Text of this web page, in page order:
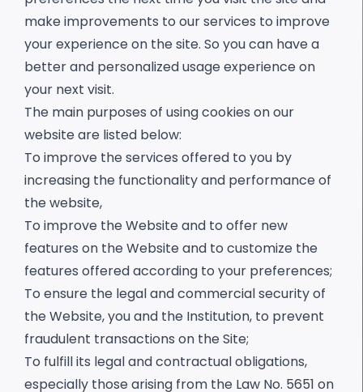
make improvements to our services to improve
your experience on the site. So you can have a
better and personalized usage experience on
your next visit.
The main purposes of using cookies on our
website are listed below:
To improve the services offered to you by
increasing the functionality and performance of
the website,
To improve the Website and to offer new
features on the Website and to customize the
features offered according to your preferences;
To ensure the legal and commercial security of
the Website, you and the Institution, to prevent
fraudulent transactions on the Site;
To fulfill its legal and contractual obligations,
especially those arising from the Law No. 5651 on